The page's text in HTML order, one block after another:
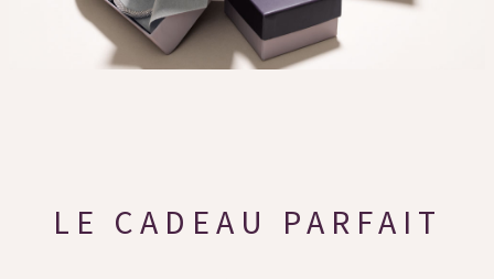
LE CADEAU PARFAIT